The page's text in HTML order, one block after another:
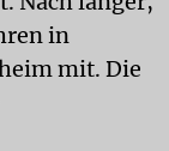
in
mit. Die